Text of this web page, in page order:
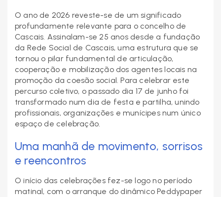
O ano de 2026 reveste-se de um significado
profundamente relevante para o concelho de
Cascais. Assinalam-se 25 anos desde a fundação
da Rede Social de Cascais, uma estrutura que se
tornou o pilar fundamental de articulação,
cooperação e mobilização dos agentes locais na
promoção da coesão social. Para celebrar este
percurso coletivo, o passado dia 17 de junho foi
transformado num dia de festa e partilha, unindo
profissionais, organizações e munícipes num único
espaço de celebração.
Uma manhã de movimento, sorrisos
e reencontros
O início das celebrações fez-se logo no período
matinal, com o arranque do dinâmico Peddypaper